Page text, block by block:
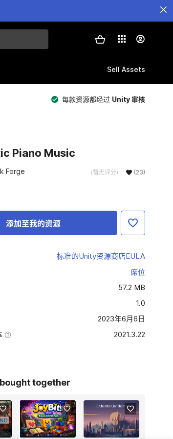
Sell Assets
每款资源都经过 Unity 审核
Piano Music
Forge (暂无评分) (23)
添加至我的资源
标准的Unity资源商店EULA
席位
57.2 MB
1.0
2023年6月6日
2021.3.22
together